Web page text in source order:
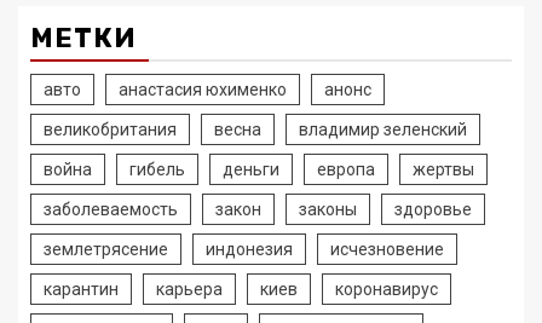
МЕТКИ
авто анастасия юхименко анонс
великобритания весна владимир зеленский
война гибель деньги европа жертвы
заболеваемость закон законы здоровье
землетрясение индонезия исчезновение
карантин карьера киев коронавирус